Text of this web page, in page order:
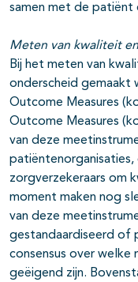
samen met de patiënt
Meten van kwaliteit
Bij het meten van
onderscheid gemaakt
Outcome Measures
Outcome Measures
van deze
patiëntenorganisaties,
zorgverzekeraars om
moment maken nog
van deze
gestandaardiseerd of
consensus over
geëigend zijn.